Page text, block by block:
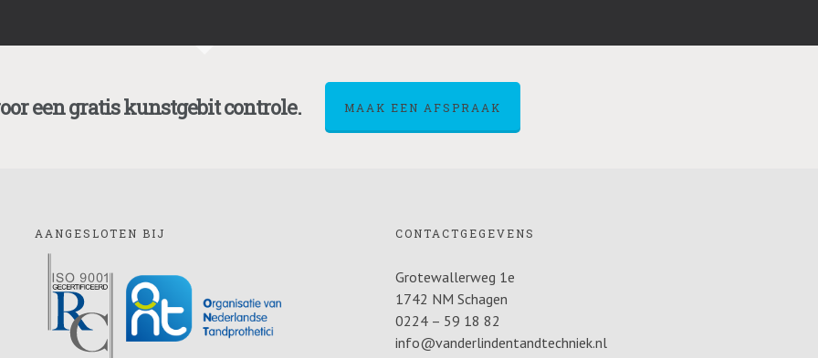
een gratis kunstgebit controle. MAAK EEN AFSPRAAK
AANGESLOTEN BIJ CONTACTGEGEVENS
Grotewallerweg 1e
1742 NM Schagen
0224 – 59 18 82
info@vanderlindentandtechniek.nl